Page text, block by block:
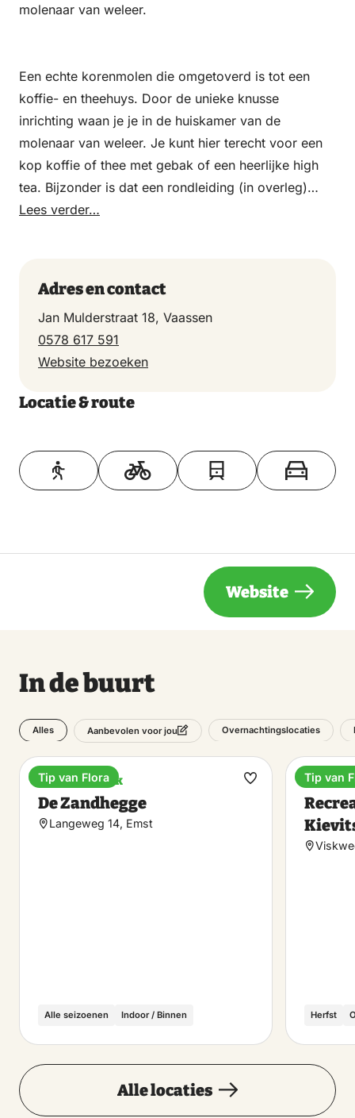
molenaar van weleer.
Een echte korenmolen die omgetoverd is tot een
koffie- en theehuys. Door de unieke knusse
inrichting waan je je in de huiskamer van de
molenaar van weleer. Je kunt hier terecht voor een
kop koffie of thee met gebak of een heerlijke high
tea. Bijzonder is dat een rondleiding (in overleg)
door de molen mogelijk is. Een unieke ervaring.
Lees verder…
Adres en contact
Jan Mulderstraat 18, Vaassen
0578 617 591
Website bezoeken
Locatie & route
Toon op kaart
Website
In de buurt
Alles Aanbevolen voor jou Overnachtingslocaties
Vakantiepark
De Zandhegge
Langeweg 14, Emst
Alle seizoenen Indoor / Binnen
Tip van Flora
Maak
Herfst
Tip van
Alle locaties